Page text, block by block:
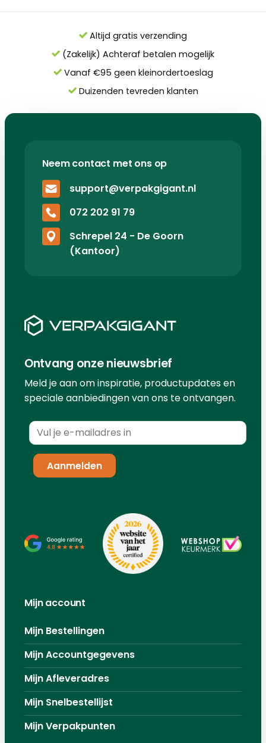
Altijd gratis verzending
(Zakelijk) Achteraf betalen mogelijk
Vanaf €95 geen kleinordertoeslag
Duizenden tevreden klanten
Neem contact met ons op
support@verpakgigant.nl
072 202 91 79
Schrepel 24 - De Goorn
(Kantoor)
Ontvang onze nieuwsbrief
Meld je aan om inspiratie, productupdates en
speciale aanbiedingen van ons te ontvangen.
Mijn account
Mijn Bestellingen
Mijn Accountgegevens
Mijn Afleveradres
Mijn Snelbestellijst
Mijn Verpakpunten